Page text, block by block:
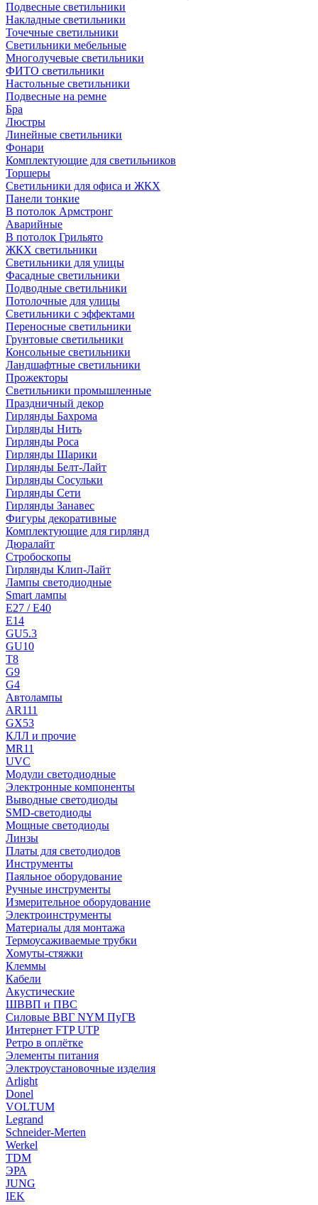
Подвесные светильники
Накладные светильники
Точечные светильники
Светильники мебельные
Многолучевые светильники
ФИТО светильники
Настольные светильники
Подвесные на ремне
Бра
Люстры
Линейные светильники
Фонари
Комплектующие для светильников
Торшеры
Светильники для офиса и ЖКХ
Панели тонкие
В потолок Армстронг
Аварийные
В потолок Грильято
ЖКХ светильники
Светильники для улицы
Фасадные светильники
Подводные светильники
Потолочные для улицы
Светильники с эффектами
Переносные светильники
Грунтовые светильники
Консольные светильники
Ландшафтные светильники
Прожекторы
Светильники промышленные
Праздничный декор
Гирлянды Бахрома
Гирлянды Нить
Гирлянды Роса
Гирлянды Шарики
Гирлянды Белт-Лайт
Гирлянды Сосульки
Гирлянды Сети
Гирлянды Занавес
Фигуры декоративные
Комплектующие для гирлянд
Дюралайт
Стробоскопы
Гирлянды Клип-Лайт
Лампы светодиодные
Smart лампы
E27 / E40
E14
GU5.3
GU10
T8
G9
G4
Автолампы
AR111
GX53
КЛЛ и прочие
MR11
UVC
Модули светодиодные
Электронные компоненты
Выводные светодиоды
SMD-светодиоды
Мощные светодиоды
Линзы
Платы для светодиодов
Инструменты
Паяльное оборудование
Ручные инструменты
Измерительное оборудование
Электроинструменты
Материалы для монтажа
Термоусаживаемые трубки
Хомуты-стяжки
Клеммы
Кабели
Акустические
ШВВП и ПВС
Силовые ВВГ NYM ПуГВ
Интернет FTP UTP
Ретро в оплётке
Элементы питания
Электроустановочные изделия
Arlight
Donel
VOLTUM
Legrand
Schneider-Merten
Werkel
TDM
ЭРА
JUNG
IEK